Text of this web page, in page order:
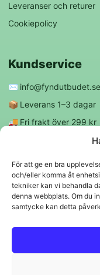
För att ge en bra
och/eller komma åt
tekniker kan vi behandla
denna webbplats. Om du
samtycke kan detta
Leveranser och returer
Cookiepolicy
Kundservice
✉️ info@fyndutbudet.se
📦 Leverans 1–3 dagar
🚚 Fri frakt över 299 kr
Följ oss
f ◎
Trygga betalningar